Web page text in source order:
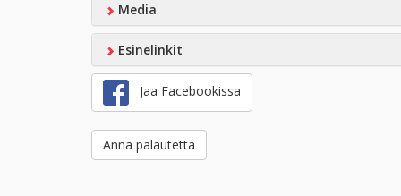
Media
Esinelinkit
Jaa Facebookissa
Anna palautetta